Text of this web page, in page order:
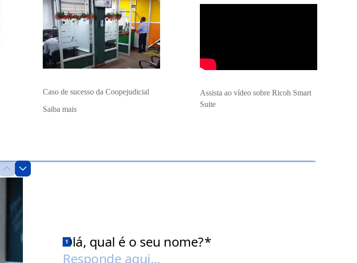
Caso de sucesso da Coopejudicial
Saiba mais
Assista ao vídeo sobre Ricoh Smart
Suite